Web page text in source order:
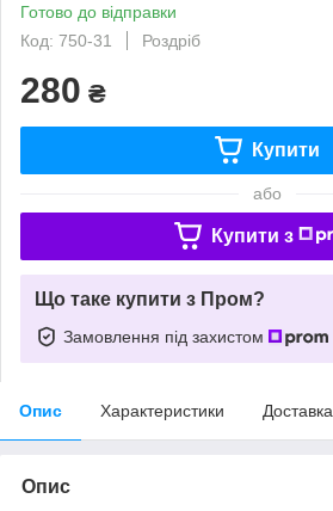
Готово до відправки
Код: 750-31
Роздріб
280 ₴
Купити
або
Купити з
Що таке купити з Пром?
Замовлення під захистом
Опис Характеристики Доставка
Опис